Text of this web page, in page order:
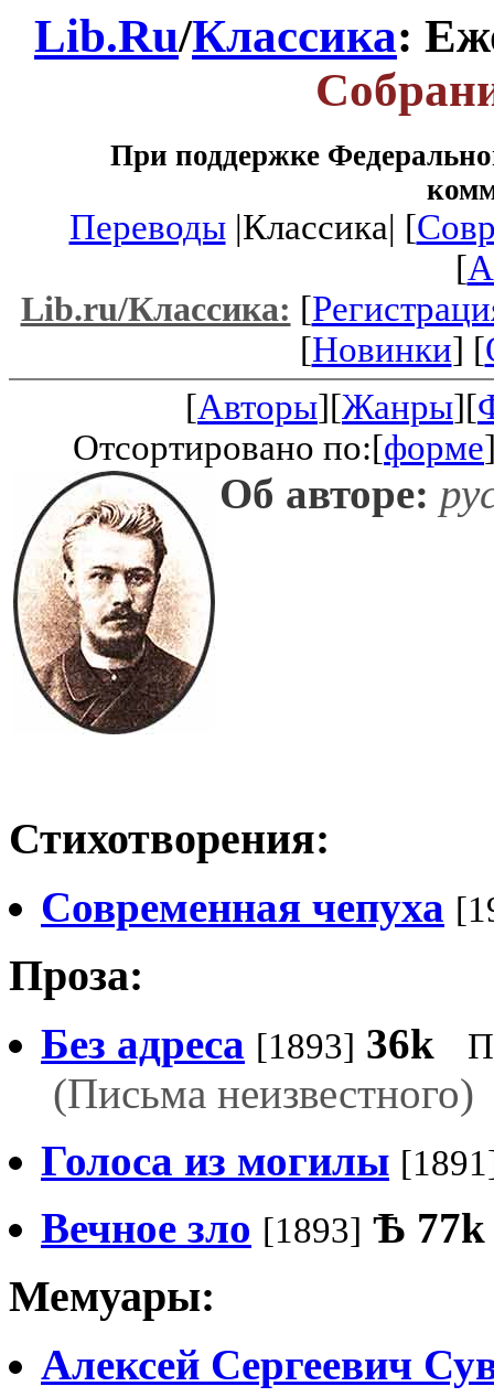
Lib.Ru/Классика:
При поддержке
Переводы|Классика| [
[
Lib.ru/Классика: [
[Новинки] [
[Авторы][Жанры][
Отсортировано по:[форме
Об авторе:
Стихотворения:
Современная чепуха
Проза:
Без адреса [1893] 36k
(Письма неизвестного)
Голоса из могилы
Вечное зло [1893] Ѣ 77k
Мемуары:
Алексей Сергеевич